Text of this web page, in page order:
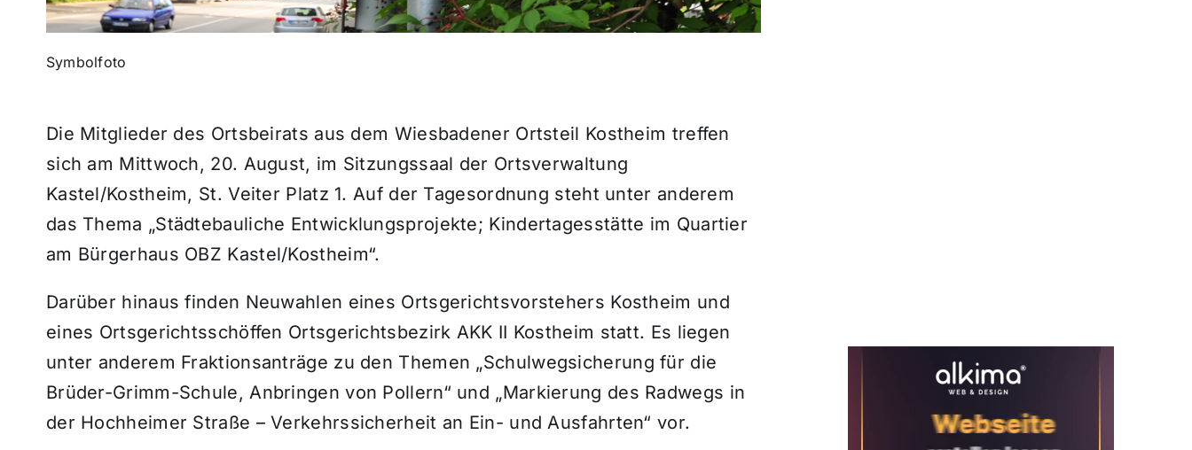
Symbolfoto
Die Mitglieder des Ortsbeirats aus dem Wiesbadener Ortsteil Kostheim treffen
sich am Mittwoch, 20. August, im Sitzungssaal der Ortsverwaltung
Kastel/Kostheim, St. Veiter Platz 1. Auf der Tagesordnung steht unter anderem
das Thema „Städtebauliche Entwicklungsprojekte; Kindertagesstätte im Quartier
am Bürgerhaus OBZ Kastel/Kostheim“.
Darüber hinaus finden Neuwahlen eines Ortsgerichtsvorstehers Kostheim und
eines Ortsgerichtsschöffen Ortsgerichtsbezirk AKK II Kostheim statt. Es liegen
unter anderem Fraktionsanträge zu den Themen „Schulwegsicherung für die
Brüder-Grimm-Schule, Anbringen von Pollern“ und „Markierung des Radwegs in
der Hochheimer Straße – Verkehrssicherheit an Ein- und Ausfahrten“ vor.